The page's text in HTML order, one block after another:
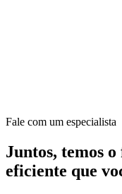
Fale com um especialista
Juntos, temos
eficiente que